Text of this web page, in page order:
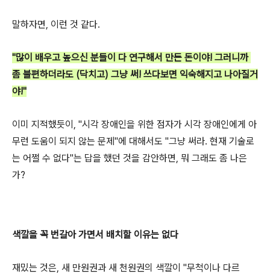
말하자면, 이런 것 같다.
"많이 배우고 높으신 분들이 다 연구해서 만든 돈이야! 그러니까
좀 불편하더라도 (닥치고) 그냥 써! 쓰다보면 익숙해지고 나아질거
야!"
이미 지적했듯이, "시각 장애인을 위한 점자가 시각 장애인에게 아
무런 도움이 되지 않는 문제"에 대해서도 "그냥 써라. 현재 기술로
는 어쩔 수 없다"는 답을 했던 것을 감안하면, 뭐 그래도 좀 나은
가?
색깔을 꼭 번갈아 가면서 배치할 이유는 없다
재밌는 것은, 새 만원권과 새 천원권의 색깔이 "무척이나 다르